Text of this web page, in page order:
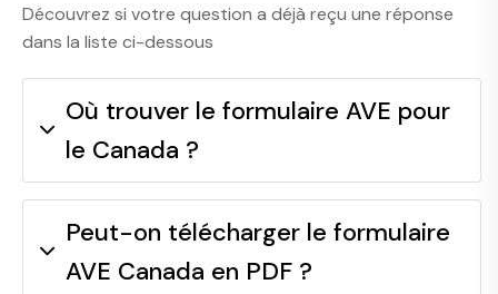
Découvrez si votre question a déjà reçu une réponse
dans la liste ci-dessous
Où trouver le formulaire AVE pour
le Canada ?
Peut-on télécharger le formulaire
AVE Canada en PDF ?